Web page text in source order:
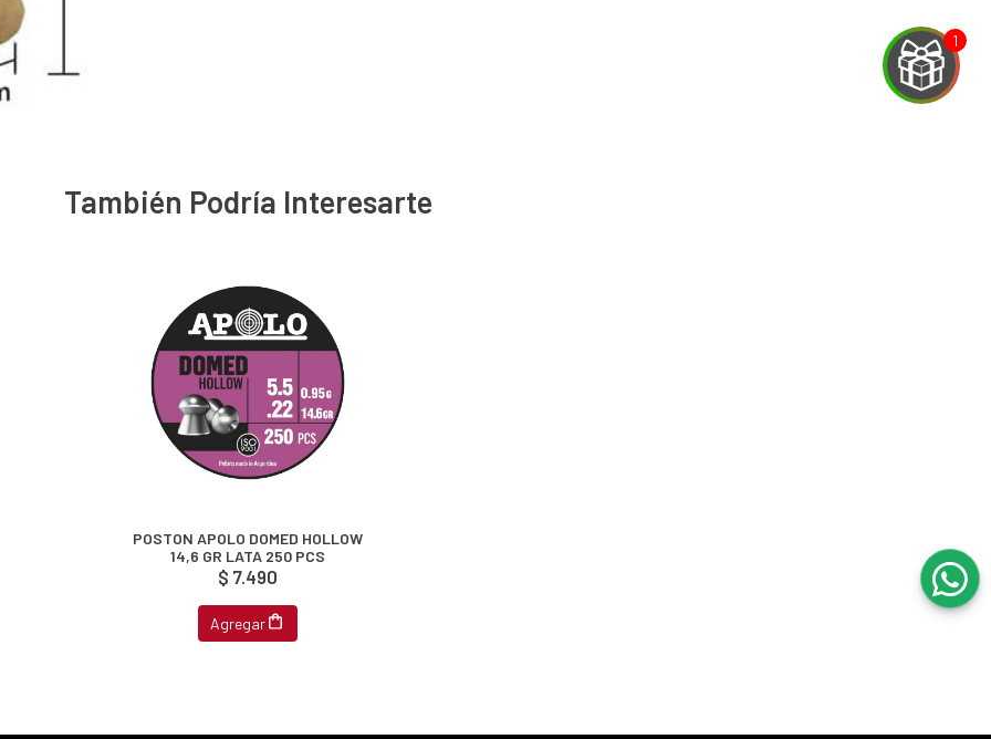
También Podría Interesarte
POSTON APOLO DOMED HOLLOW
14,6 GR LATA 250 PCS
$ 7.490
Agregar